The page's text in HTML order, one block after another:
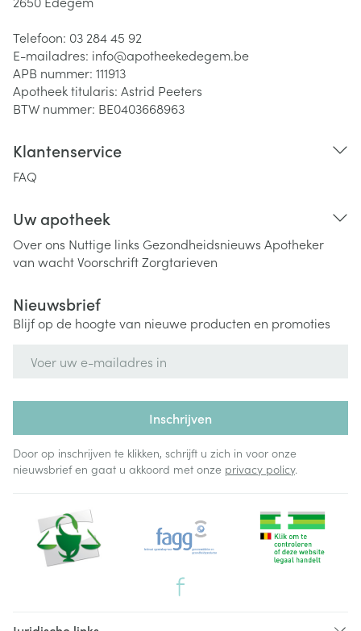
Telefoon: 03 284 45 92
E-mailadres: info@apotheekedegem.be
APB nummer: 111913
Apotheek titularis: Astrid Peeters
BTW nummer: BE0403668963
Klantenservice
FAQ
Uw apotheek
Over ons Nuttige links Gezondheidsnieuws Apotheker
van wachtVoorschriftZorgtarieven
Nieuwsbrief
Blijf op de hoogte van nieuwe producten en promoties
Inschrijven
Door op inschrijven te klikken, schrijft u zich in voor onze
nieuwsbrief en gaat u akkoord met onze privacy policy.